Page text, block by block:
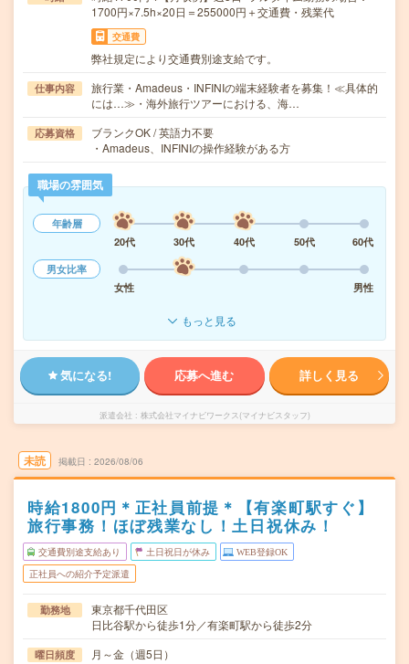
1700円×7.5h×20日＝255000円＋交通費・残業代
交通費
弊社規定により交通費別途支給です。
仕事内容
旅行業・Amadeus・INFINIの端末経験者を募集！≪具体的
には…≫・海外旅行ツアーにおける、海…
応募資格
ブランクOK / 英語力不要
・Amadeus、INFINIの操作経験がある方
職場の雰囲気
年齢層
20代
30代 40代 50代
60代
男女比率
女性
男性
もっと見る
気になる! 応募へ進む 詳しく見る
派遣会社 株式会社マイナビワークス(マイナビスタッフ)
未読 掲載日 2026/08/06
時給1800円＊正社員前提＊【有楽町駅すぐ】
旅行事務！ほぼ残業なし！土日祝休み！
交通費別途支給あり 土日祝日が休み WEB登録OK
正社員への紹介予定派遣
勤務地
東京都千代田区
日比谷駅から徒歩1分／有楽町駅から徒歩2分
曜日頻度 月～金（週5日）